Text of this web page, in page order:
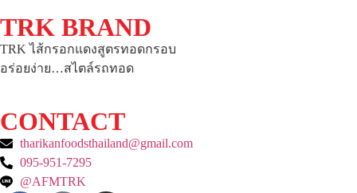
TRK BRAND
TRK ไส้กรอกแดงสูตรทอดกรอบ
อร่อยง่าย…สไตล์รถทอด
CONTACT
tharikanfoodsthailand@gmail.com
095-951-7295
@AFMTRK